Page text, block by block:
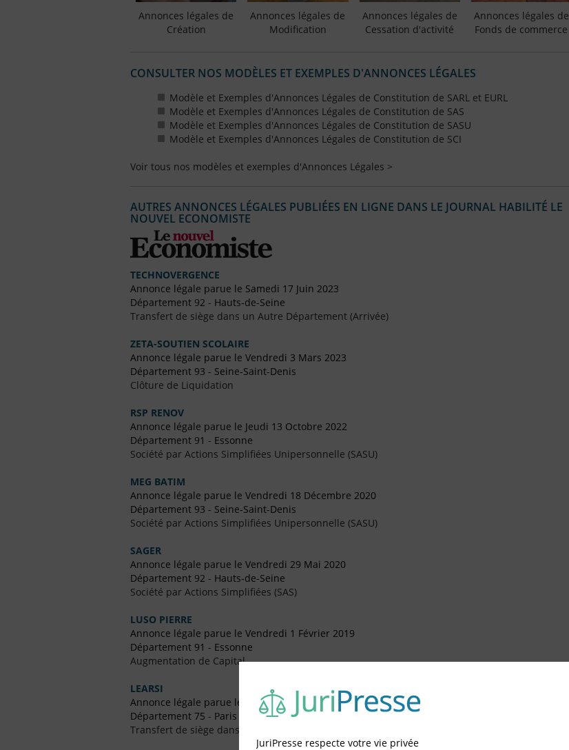
Annonces légales de
Création
Annonces légales de
Modification
Annonces légales de
Cessation d'activité
Annonces légales de
Fonds de commerce
CONSULTER NOS MODÈLES ET EXEMPLES D'ANNONCES LÉGALES
Modèle et Exemples d'Annonces Légales de Constitution de SARL et EURL
Modèle et Exemples d'Annonces Légales de Constitution de SAS
Modèle et Exemples d'Annonces Légales de Constitution de SASU
Modèle et Exemples d'Annonces Légales de Constitution de SCI
Voir tous nos modèles et exemples d'Annonces Légales >
AUTRES ANNONCES LÉGALES PUBLIÉES EN LIGNE DANS LE JOURNAL HABILITÉ LE
NOUVEL ECONOMISTE
TECHNOVERGENCE
Annonce légale parue le Samedi 17 Juin 2023
Département 92 - Hauts-de-Seine
Transfert de siège dans un Autre Département (Arrivée)
ZETA-SOUTIEN SCOLAIRE
Annonce légale parue le Vendredi 3 Mars 2023
Département 93 - Seine-Saint-Denis
Clôture de Liquidation
RSP RENOV
Annonce légale parue le Jeudi 13 Octobre 2022
Département 91 - Essonne
Société par Actions Simplifiées Unipersonnelle (SASU)
MEG BATIM
Annonce légale parue le Vendredi 18 Décembre 2020
Département 93 - Seine-Saint-Denis
Société par Actions Simplifiées Unipersonnelle (SASU)
SAGER
Annonce légale parue le Vendredi 29 Mai 2020
Département 92 - Hauts-de-Seine
Société par Actions Simplifiées (SAS)
LUSO PIERRE
Annonce légale parue le Vendredi 1 Février 2019
Département 91 - Essonne
Augmentation de Capital
LEARSI
Annonce légale parue le Vendredi 11 Novembre 2016
Département 75 - Paris
Transfert de siège dans le Même Département
JuriPresse respecte votre vie privée